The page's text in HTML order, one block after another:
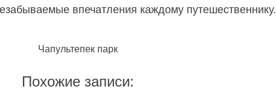
впечатления каждому путешественнику.
Чапультепек парк
Похожие записи: